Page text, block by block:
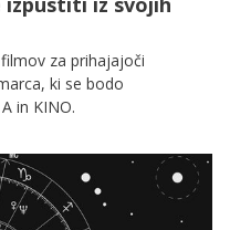
za prihajajoči
ki se bodo
in KINO.